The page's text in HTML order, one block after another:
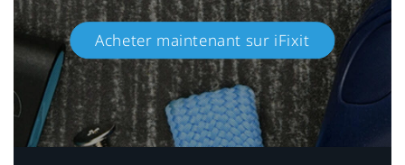
Acheter maintenant sur iFixit​